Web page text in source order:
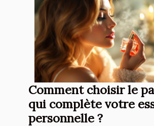
Comment choisir le
qui complète votre
personnelle ?